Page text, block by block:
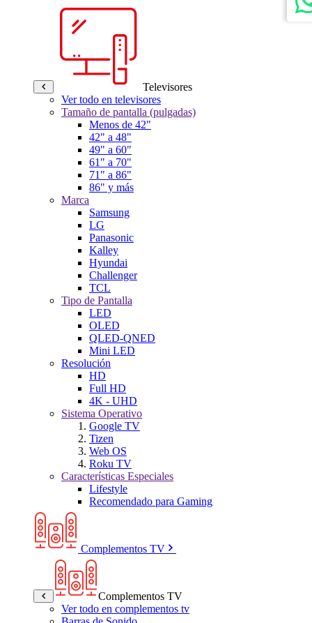
Televisores
Ver todo en televisores
Tamaño de pantalla (pulgadas)
Menos de 42"
42" a 48"
49" a 60"
61" a 70"
71" a 86"
86" y más
Marca
Samsung
LG
Panasonic
Kalley
Hyundai
Challenger
TCL
Tipo de Pantalla
LED
OLED
QLED-QNED
Mini LED
Resolución
HD
Full HD
4K - UHD
Sistema Operativo
Google TV
Tizen
Web OS
Roku TV
Características Especiales
Lifestyle
Recomendado para Gaming
Complementos TV
Complementos TV
Ver todo en complementos tv